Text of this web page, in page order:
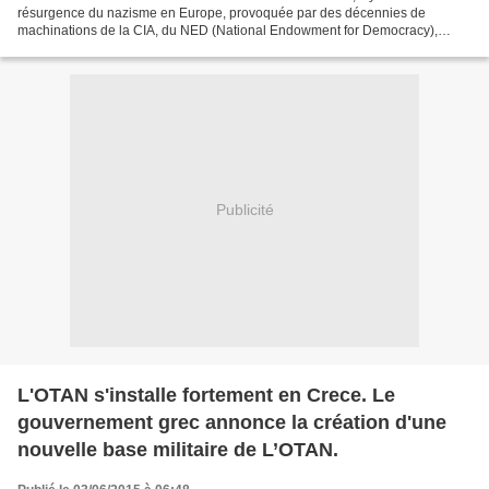
résurgence du nazisme en Europe, provoquée par des décennies de
machinations de la CIA, du NED (National Endowment for Democracy),
Publicité
L'OTAN s'installe fortement en Crece. Le
gouvernement grec annonce la création d'une
nouvelle base militaire de L’OTAN.